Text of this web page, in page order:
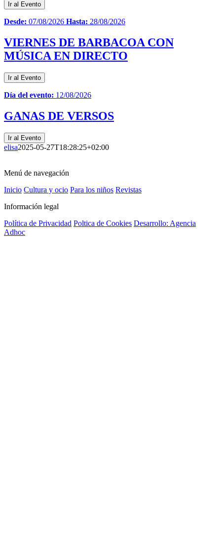
Ir al Evento
Desde: 07/08/2026 Hasta: 28/08/2026
VIERNES DE BARBACOA CON
MÚSICA EN DIRECTO
Ir al Evento
Día del evento: 12/08/2026
GANAS DE VERSOS
Ir al Evento
elisa2025-05-27T18:28:25+02:00
Menú de navegación
Inicio Cultura y ocio Para los niños Revistas
Información legal
Política de Privacidad Poltica de Cookies Desarrollo: Agencia
Adhoc